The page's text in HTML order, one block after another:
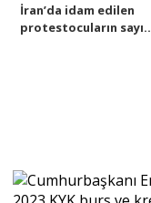
İran’da idam edilen
protestocuların sayı..